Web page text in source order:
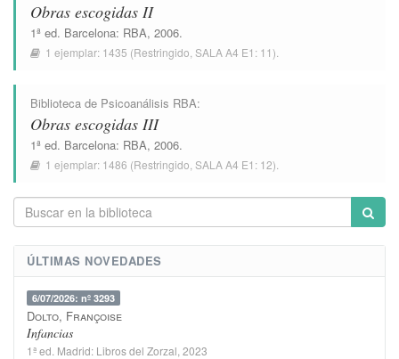
Obras escogidas II
1ª ed. Barcelona: RBA, 2006.
1 ejemplar: 1435 (Restringido, SALA A4 E1: 11).
Biblioteca de Psicoanálisis RBA:
Obras escogidas III
1ª ed. Barcelona: RBA, 2006.
1 ejemplar: 1486 (Restringido, SALA A4 E1: 12).
ÚLTIMAS NOVEDADES
6/07/2026: nº 3293
Dolto, Françoise
Infancias
1ª ed. Madrid: Libros del Zorzal , 2023